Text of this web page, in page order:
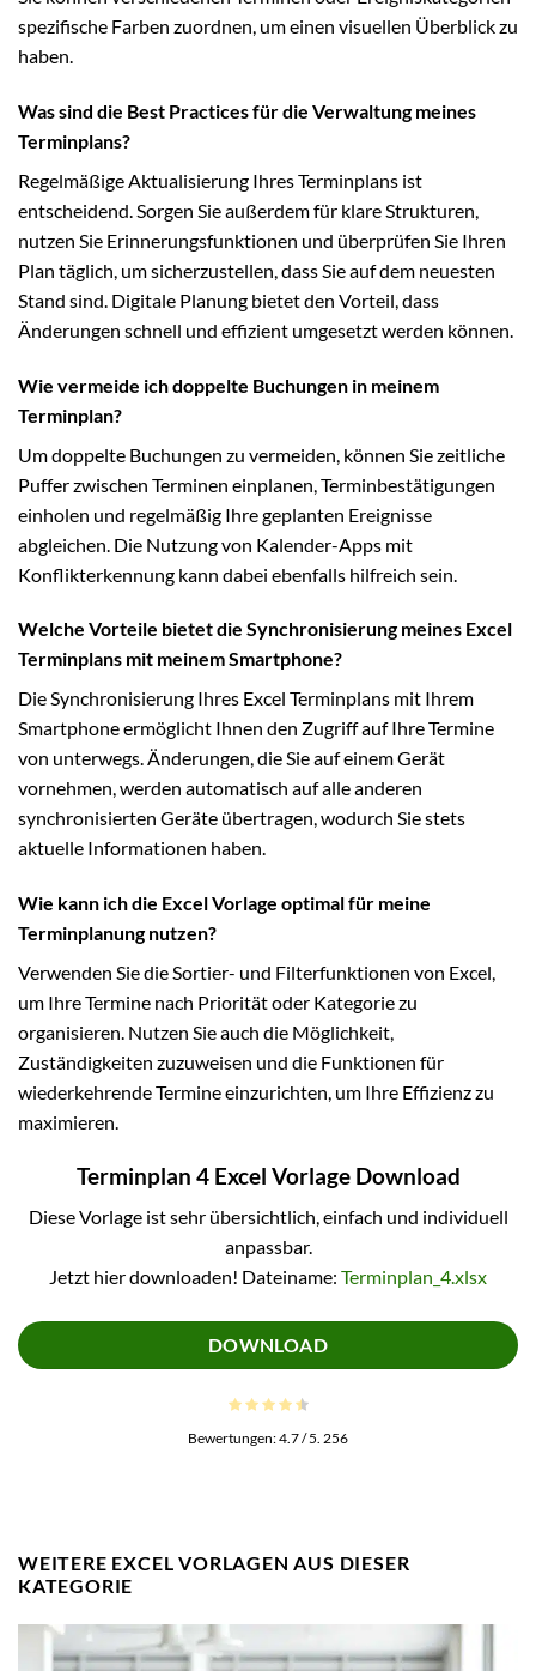
spezifische Farben zuordnen, um einen visuellen Überblick zu
haben.
Was sind die Best Practices für die Verwaltung meines
Terminplans?
Regelmäßige Aktualisierung Ihres Terminplans ist
entscheidend. Sorgen Sie außerdem für klare Strukturen,
nutzen Sie Erinnerungsfunktionen und überprüfen Sie Ihren
Plan täglich, um sicherzustellen, dass Sie auf dem neuesten
Stand sind. Digitale Planung bietet den Vorteil, dass
Änderungen schnell und effizient umgesetzt werden können.
Wie vermeide ich doppelte Buchungen in meinem
Terminplan?
Um doppelte Buchungen zu vermeiden, können Sie zeitliche
Puffer zwischen Terminen einplanen, Terminbestätigungen
einholen und regelmäßig Ihre geplanten Ereignisse
abgleichen. Die Nutzung von Kalender-Apps mit
Konflikterkennung kann dabei ebenfalls hilfreich sein.
Welche Vorteile bietet die Synchronisierung meines Excel
Terminplans mit meinem Smartphone?
Die Synchronisierung Ihres Excel Terminplans mit Ihrem
Smartphone ermöglicht Ihnen den Zugriff auf Ihre Termine
von unterwegs. Änderungen, die Sie auf einem Gerät
vornehmen, werden automatisch auf alle anderen
synchronisierten Geräte übertragen, wodurch Sie stets
aktuelle Informationen haben.
Wie kann ich die Excel Vorlage optimal für meine
Terminplanung nutzen?
Verwenden Sie die Sortier- und Filterfunktionen von Excel,
um Ihre Termine nach Priorität oder Kategorie zu
organisieren. Nutzen Sie auch die Möglichkeit,
Zuständigkeiten zuzuweisen und die Funktionen für
wiederkehrende Termine einzurichten, um Ihre Effizienz zu
maximieren.
Terminplan 4 Excel Vorlage Download
Diese Vorlage ist sehr übersichtlich, einfach und individuell
anpassbar.
Jetzt hier downloaden! Dateiname: Terminplan_4.xlsx
DOWNLOAD
Bewertungen:4.7/ 5. 256
WEITERE EXCEL VORLAGEN AUS DIESER
KATEGORIE